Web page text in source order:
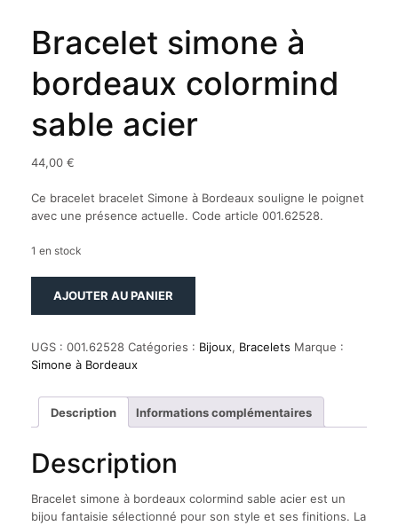
Bracelet simone à
bordeaux colormind
sable acier
44,00 €
Ce bracelet bracelet Simone à Bordeaux souligne le poignet
avec une présence actuelle. Code article 001.62528.
1 en stock
à
bordeaux
sable
acier
AJOUTER AU PANIER
UGS : 001.62528 Catégories : Bijoux, Bracelets Marque :
Simone à Bordeaux
Description Informations complémentaires
Description
Bracelet simone à bordeaux colormind sable acier est un
bijou fantaisie sélectionné pour son style et ses finitions. La